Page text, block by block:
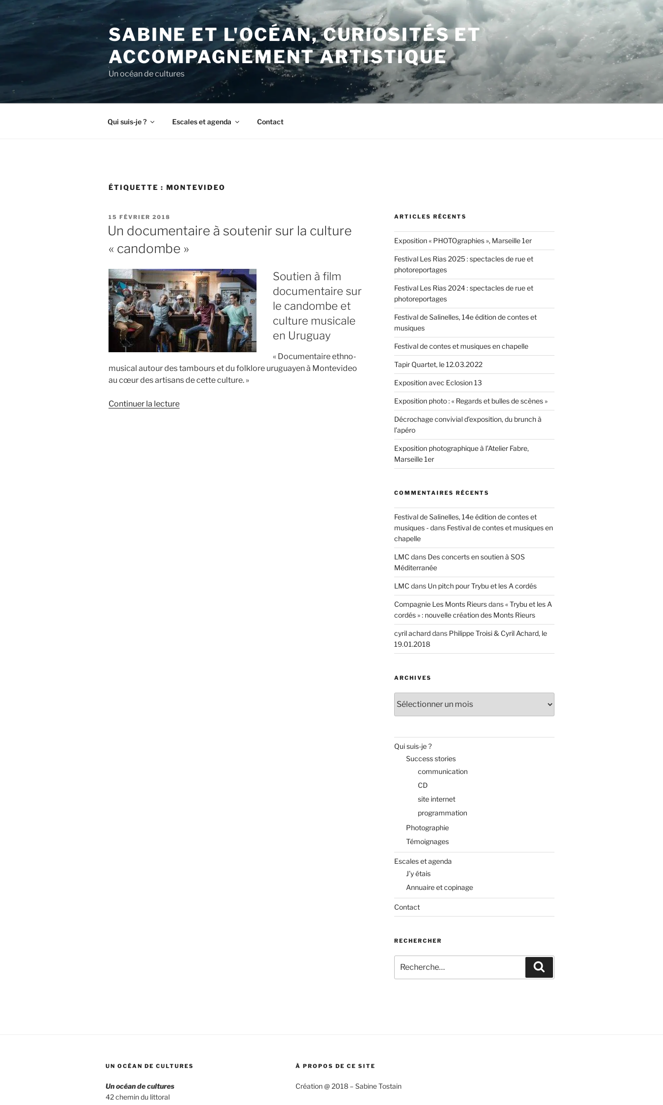
contenu
principal
SABINE ET L'OCÉAN, CURIOSITÉS ET
ACCOMPAGNEMENT ARTISTIQUE
Un océan de cultures
Qui suis-je ? Escales et agenda Contact
ÉTIQUETTE : MONTEVIDEO
PUBLIÉ
LE
15 FÉVRIER 2018
Un documentaire à soutenir sur la culture
« candombe »
Soutien à film
documentaire sur
le candombe et
culture musicale
en Uruguay
« Documentaire ethno-
musical autour des tambours et du folklore uruguayen à Montevideo
au cœur des artisans de cette culture. »
Continuer la lecturede
ARTICLES RÉCENTS
Exposition « PHOTOgraphies », Marseille 1er
Festival Les Rias 2025 : spectacles de rue et
photoreportages
Festival Les Rias 2024 : spectacles de rue et
photoreportages
Festival de Salinelles, 14e édition de contes et
musiques
Festival de contes et musiques en chapelle
Tapir Quartet, le 12.03.2022
Exposition avec Eclosion 13
Exposition photo : « Regards et bulles de scènes »
Décrochage convivial d’exposition, du brunch à
l’apéro
Exposition photographique à l’Atelier Fabre,
Marseille 1er
COMMENTAIRES RÉCENTS
Festival de Salinelles, 14e édition de contes et
musiques -dans Festival de contes et musiques en
chapelle
LMC dans Des concerts en soutien à SOS
Méditerranée
LMC dans Un pitch pour Trybu et les A cordés
Compagnie Les Monts Rieursdans« Trybu et les A
cordés » : nouvelle création des Monts Rieurs
cyril acharddans Philippe Troisi & Cyril Achard, le
19.01.2018
ARCHIVES
Qui suis-je ?
Success stories
communication
CD
site internet
programmation
Photographie
Témoignages
Escales et agenda
J’y étais
Annuaire et copinage
Contact
RECHERCHER
pour
:
UN OCÉAN DE CULTURES
Un océan de cultures
42 chemin du littoral
À PROPOS DE CE SITE
Création @ 2018 – Sabine Tostain